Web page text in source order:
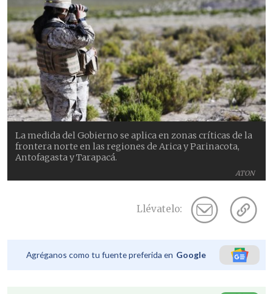
ATON
La medida del Gobierno se aplica en zonas críticas de la
frontera norte en las regiones de Arica y Parinacota,
Antofagasta y Tarapacá.
Llévatelo:
Agréganos como tu fuente preferida en Google